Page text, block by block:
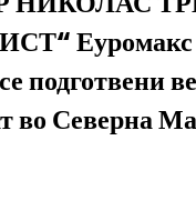
Еуромакс
подготвени
во Северна